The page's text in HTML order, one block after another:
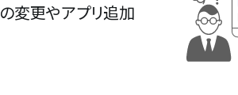
変更やアプリ追加